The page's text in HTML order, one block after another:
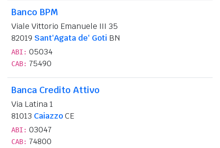
Banco BPM
Viale Vittorio Emanuele III 35
82019 Sant'Agata de' Goti BN
ABI: 05034
CAB: 75490
Banca Credito Attivo
Via Latina 1
81013 CaiazzoCE
ABI: 03047
CAB: 74800